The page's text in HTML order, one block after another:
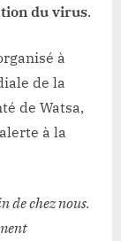
du virus.
à
de la
de Watsa,
à la
de chez nous.